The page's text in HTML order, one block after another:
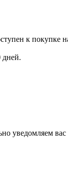
к покупке
дней.
уведомляем вас